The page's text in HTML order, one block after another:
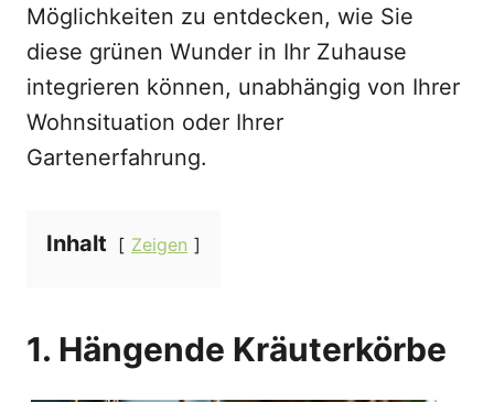
Möglichkeiten zu entdecken, wie Sie
diese grünen Wunder in Ihr Zuhause
integrieren können, unabhängig von Ihrer
Wohnsituation oder Ihrer
Gartenerfahrung.
Inhalt Zeigen
1. Hängende Kräuterkörbe